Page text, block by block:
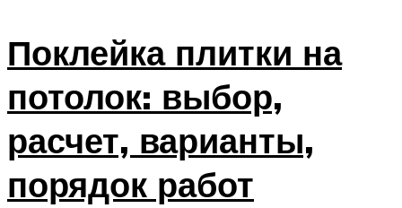
Поклейка плитки на
потолок: выбор,
расчет, варианты,
порядок работ